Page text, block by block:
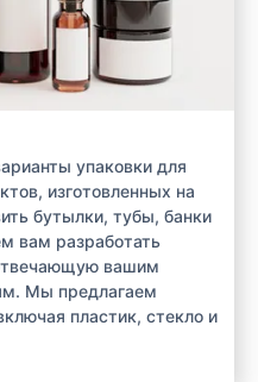
упаковки для
изготовленных на
бутылки, тубы, банки
вам разработать
вашим
Мы предлагаем
пластик, стекло и